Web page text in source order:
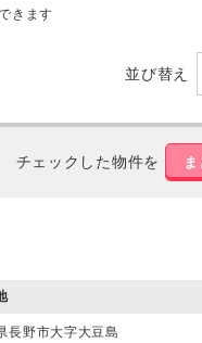
きます
並び替え
チェックした物件を
長野市大字大豆島